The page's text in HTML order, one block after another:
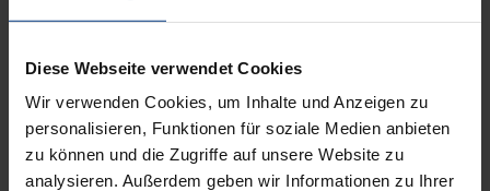
Diese Webseite verwendet Cookies
Wir verwenden Cookies, um Inhalte und Anzeigen zu
personalisieren, Funktionen für soziale Medien anbieten
zu können und die Zugriffe auf unsere Website zu
analysieren. Außerdem geben wir Informationen zu Ihrer
jemand leugnet die Chancen, die globale Netze im
allgemeinen und das Internet im besonderen
bergen. Aber viele sehen die damit verbundenen
Risiken mit Sorge. Rassenfeindliche Äußerungen